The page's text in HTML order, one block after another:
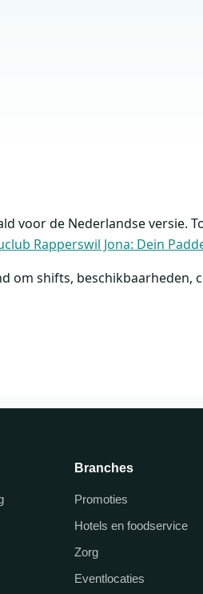
voor de Nederlandse versie.
Rapperswil Jona: Dein
om shifts, beschikbaarheden,
Branches
Promoties
Hotels en foodservice
Zorg
Eventlocaties